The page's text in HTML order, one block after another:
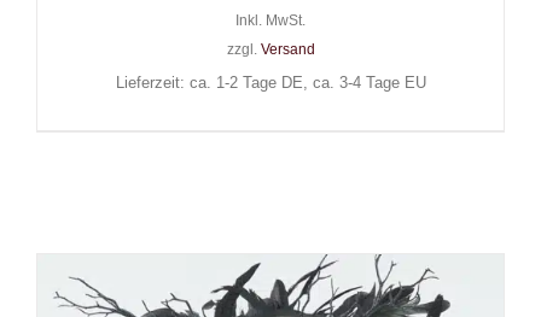
Inkl. MwSt.
zzgl. Versand
Lieferzeit: ca. 1-2 Tage DE, ca. 3-4 Tage EU